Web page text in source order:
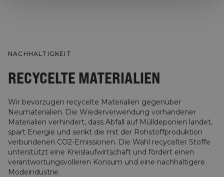
NACHHALTIGKEIT
RECYCELTE MATERIALIEN
Wir bevorzugen recycelte Materialien gegenüber
Neumaterialien. Die Wiederverwendung vorhandener
Materialien verhindert, dass Abfall auf Mülldeponien landet,
spart Energie und senkt die mit der Rohstoffproduktion
verbundenen CO2-Emissionen. Die Wahl recycelter Stoffe
unterstützt eine Kreislaufwirtschaft und fördert einen
verantwortungsvolleren Konsum und eine nachhaltigere
Modeindustrie.